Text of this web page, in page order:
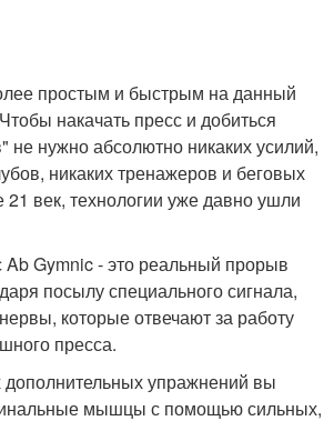
простым и быстрым на данный
накачать пресс и добиться
не нужно абсолютно никаких усилий,
никаких тренажеров и беговых
век, технологии уже давно ушли
Gymnic - это реальный прорыв
посылу специального сигнала,
которые отвечают за работу
пресса.
дополнительных упражнений вы
мышцы с помощью сильных,